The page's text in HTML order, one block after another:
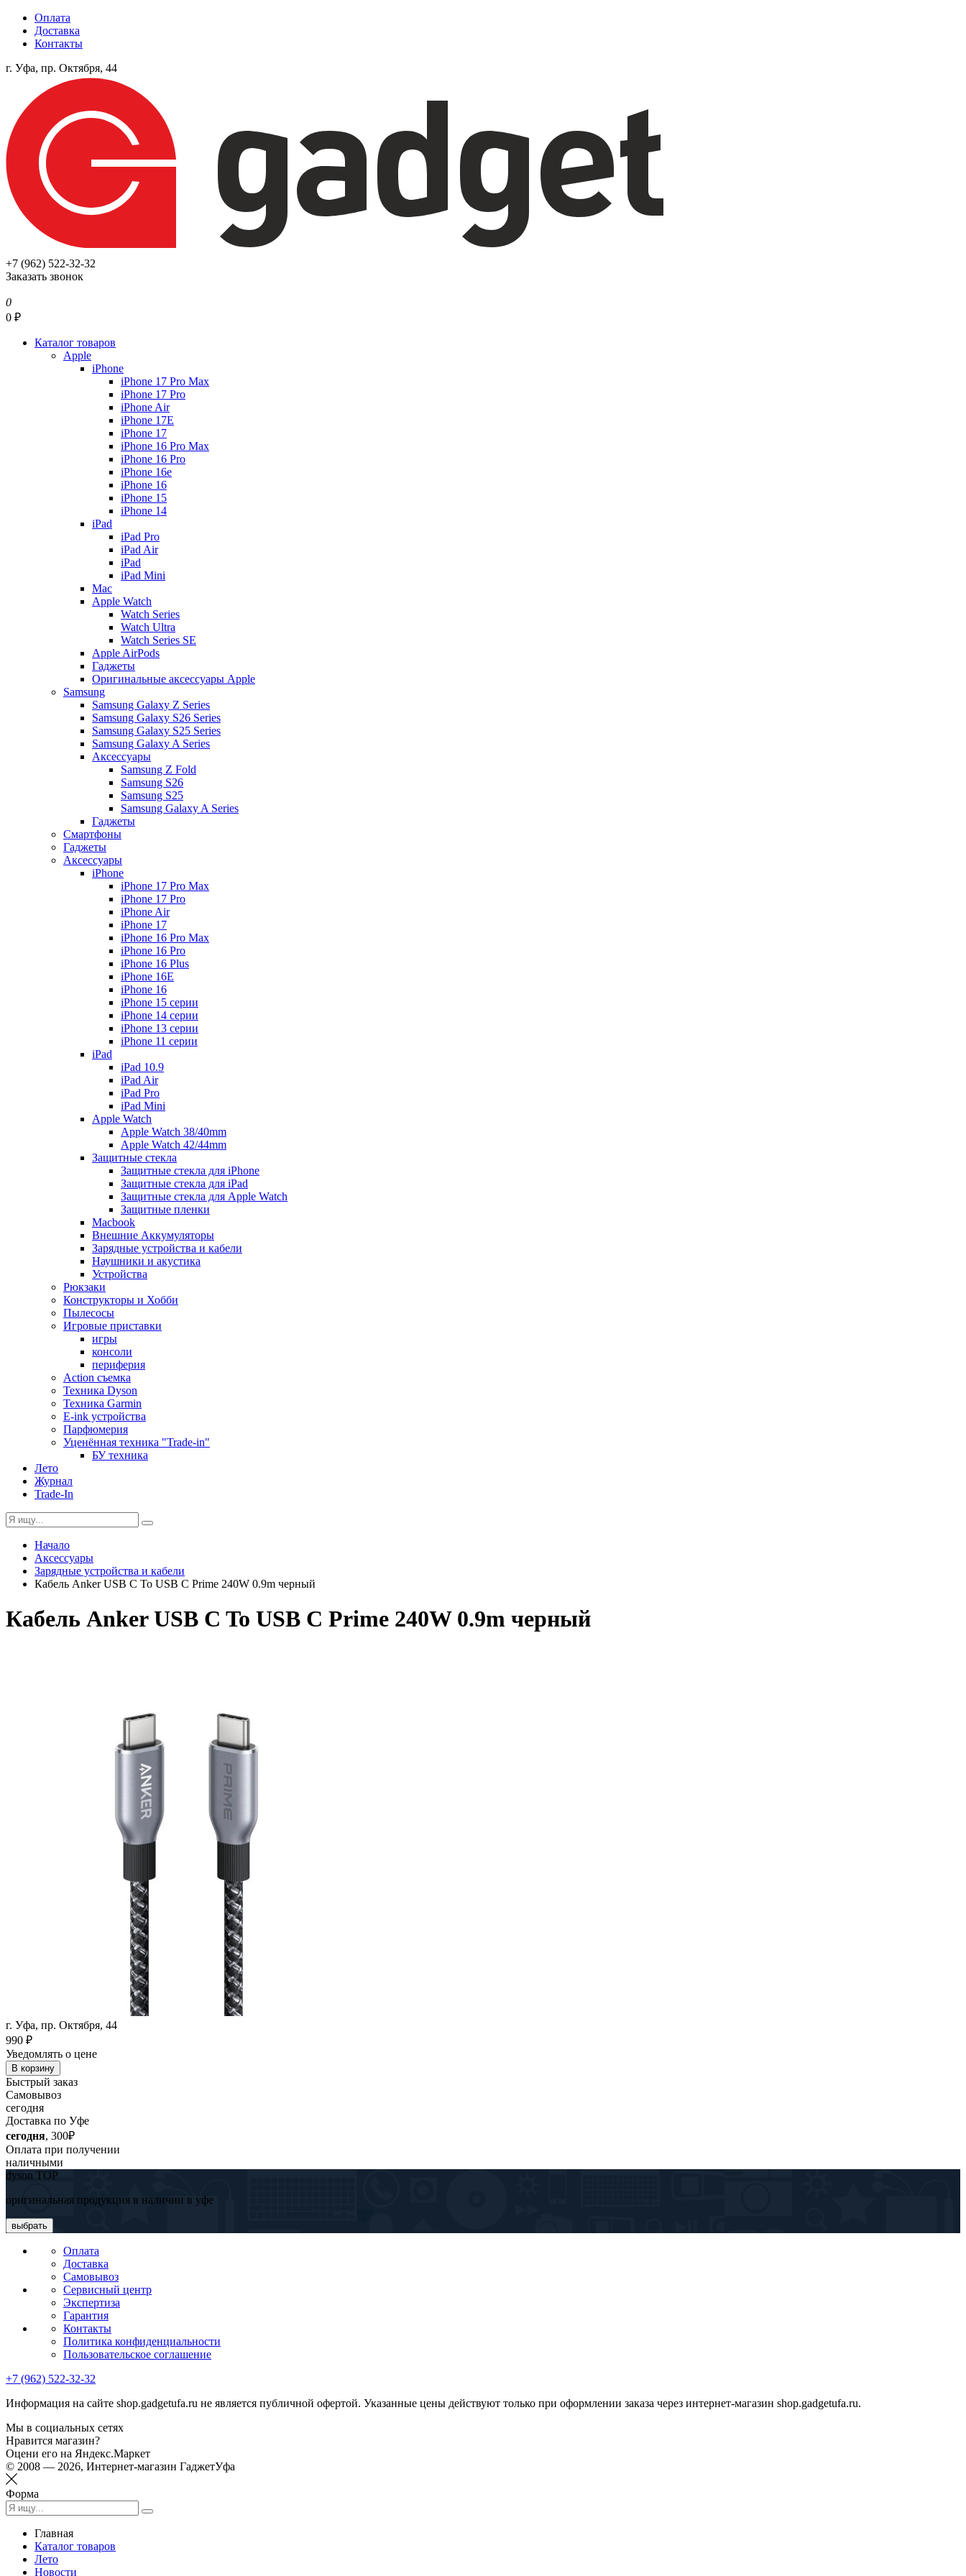
Оплата
Доставка
Контакты
г. Уфа, пр. Октября, 44
+7 (962) 522-32-32
Заказать звонок
0
0 ₽
Каталог товаров
Apple
iPhone
iPhone 17 Pro Max
iPhone 17 Pro
iPhone Air
iPhone 17E
iPhone 17
iPhone 16 Pro Max
iPhone 16 Pro
iPhone 16e
iPhone 16
iPhone 15
iPhone 14
iPad
iPad Pro
iPad Air
iPad
iPad Mini
Mac
Apple Watch
Watch Series
Watch Ultra
Watch Series SE
Apple AirPods
Гаджеты
Оригинальные аксессуары Apple
Samsung
Samsung Galaxy Z Series
Samsung Galaxy S26 Series
Samsung Galaxy S25 Series
Samsung Galaxy A Series
Аксессуары
Samsung Z Fold
Samsung S26
Samsung S25
Samsung Galaxy A Series
Гаджеты
Смартфоны
Гаджеты
Аксессуары
iPhone
iPhone 17 Pro Max
iPhone 17 Pro
iPhone Air
iPhone 17
iPhone 16 Pro Max
iPhone 16 Pro
iPhone 16 Plus
iPhone 16E
iPhone 16
iPhone 15 серии
iPhone 14 серии
iPhone 13 серии
iPhone 11 серии
iPad
iPad 10.9
iPad Air
iPad Pro
iPad Mini
Apple Watch
Apple Watch 38/40mm
Apple Watch 42/44mm
Защитные стекла
Защитные стекла для iPhone
Защитные стекла для iPad
Защитные стекла для Apple Watch
Защитные пленки
Macbook
Внешние Аккумуляторы
Зарядные устройства и кабели
Наушники и акустика
Устройства
Рюкзаки
Конструкторы и Хобби
Пылесосы
Игровые приставки
игры
консоли
периферия
Action съемка
Техника Dyson
Техника Garmin
E-ink устройства
Парфюмерия
Уценённая техника "Trade-in"
БУ техника
Лето
Журнал
Trade-In
Начало
Аксессуары
Зарядные устройства и кабели
Кабель Anker USB C To USB C Prime 240W 0.9m черный
Кабель Anker USB C To USB C Prime 240W 0.9m черный
г. Уфа, пр. Октября, 44
990 ₽
Уведомлять о цене
В корзину
Быстрый заказ
Самовывоз
сегодня
Доставка по Уфе
сегодня, 300₽
Оплата при получении
наличными
dyson TOP
оригинальная продукция в наличии в уфе
выбрать
Оплата
Доставка
Самовывоз
Сервисный центр
Экспертиза
Гарантия
Контакты
Политика конфиденциальности
Пользовательское соглашение
+7 (962) 522-32-32
Информация на сайте shop.gadgetufa.ru не является публичной офертой. Указанные цены действуют только при оформлении заказа через интернет-магазин shop.gadgetufa.ru.
Мы в социальных сетях
Нравится магазин?
Оцени его на Яндекс.Маркет
© 2008 — 2026, Интернет-магазин ГаджетУфа
Форма
Главная
Каталог товаров
Лето
Новости